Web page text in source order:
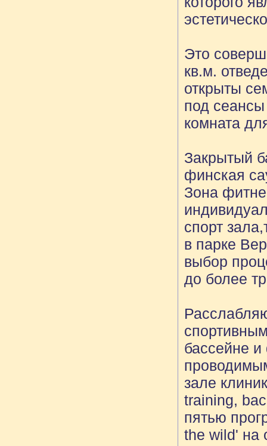
Это
кв.м.
открыты
под
комната
Закрытый
финская
Зона
спорт
в парке
выбор
до более
бассейне
зале
training,
пятью
the wild' на